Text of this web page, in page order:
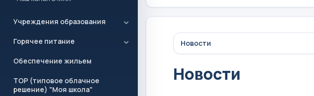
Учреждения образования
Горячее питание
Обеспечение жильем
ТОР (типовое облачное
решение) "Моя школа"
Новости
Новости